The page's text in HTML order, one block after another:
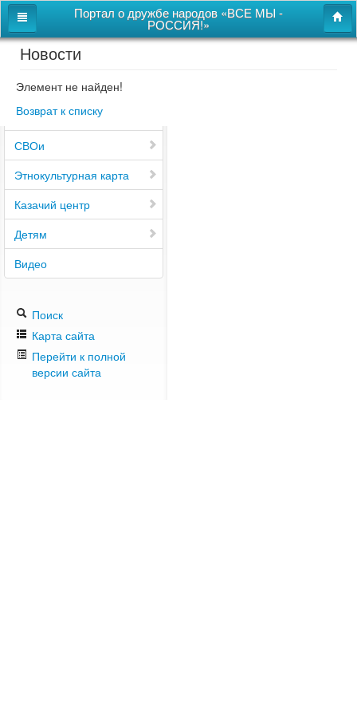
Портал о дружбе народов «ВСЕ МЫ -
РОССИЯ!»
Главная
Дом дружбы народов
Новости
СВОи
Этнокультурная карта
Казачий центр
Детям
Видео
Поиск
Карта сайта
Перейти к полной
версии сайта
Новости
Элемент не найден!
Возврат к списку